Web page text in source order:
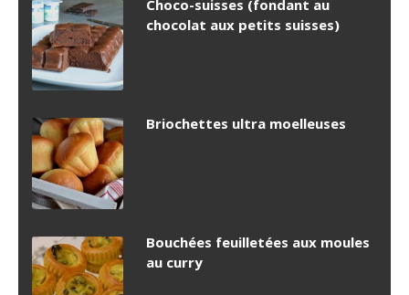
Choco-suisses (fondant au
chocolat aux petits suisses)
Briochettes ultra moelleuses
Bouchées feuilletées aux moules
au curry